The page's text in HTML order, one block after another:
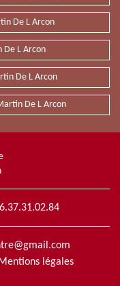
De L Arcon
L Arcon
De L Arcon
De L Arcon
Mentions légales